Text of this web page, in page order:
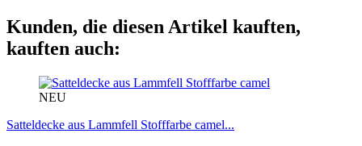
Kunden, die diesen Artikel kauften,
kauften auch:
NEU
Satteldecke aus Lammfell Stofffarbe camel...